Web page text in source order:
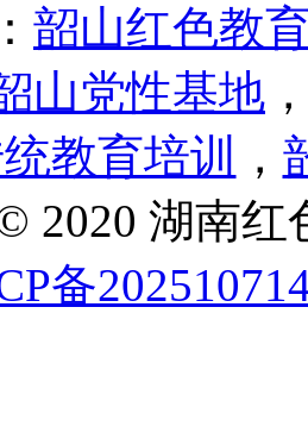
韶山红色教
山党性基地
教育培训
，
2020 湖南
备